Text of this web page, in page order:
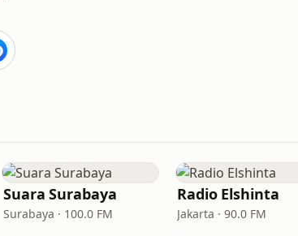
Suara Surabaya
Surabaya · 100.0 FM
Radio Elshinta
Jakarta · 90.0 FM